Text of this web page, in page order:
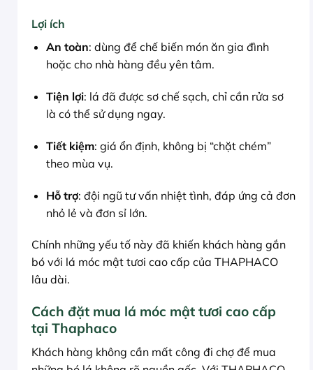
Lợi ích
An toàn: dùng để chế biến món ăn gia đình
hoặc cho nhà hàng đều yên tâm.
Tiện lợi: lá đã được sơ chế sạch, chỉ cần rửa sơ
là có thể sử dụng ngay.
Tiết kiệm: giá ổn định, không bị “chặt chém”
theo mùa vụ.
Hỗ trợ: đội ngũ tư vấn nhiệt tình, đáp ứng cả đơn
nhỏ lẻ và đơn sỉ lớn.
Chính những yếu tố này đã khiến khách hàng gắn
bó với lá móc mật tươi cao cấp của THAPHACO
lâu dài.
Cách đặt mua lá móc mật tươi cao cấp
tại Thaphaco
Khách hàng không cần mất công đi chợ để mua